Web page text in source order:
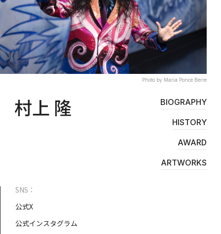
Photo by Maria Ponce Berre
村上 隆 BIOGRAPHY
HISTORY
AWARD
ARTWORKS
SNS：
公式X
公式インスタグラム
当真裕爾
村上 隆
EXHIBITIONS
PROJECTS
PROJECTS TOP
GALLERY
Kaikai Kiki Gallery
Hidari Zingaro
STORES
Tonari no Zingaro
純喫茶ジンガロ
めめめのくらげ
EVENTS
Kaikai Kiki カードフェスタ